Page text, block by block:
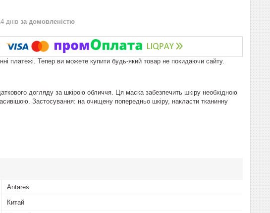
днів за домовленістю
платежі. Тепер ви можете купити будь-який товар не покидаючи сайту.
догляду за шкірою обличчя. Ця маска забезпечить шкіру необхідною
Застосування: на очищену попередньо шкіру, накласти тканинну
Antares
Китай